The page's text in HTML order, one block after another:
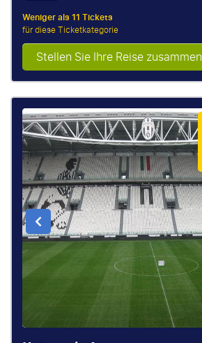
Weniger als 11 Tickets
für diese Ticketkategorie
Stellen Sie Ihre Reise zusammen